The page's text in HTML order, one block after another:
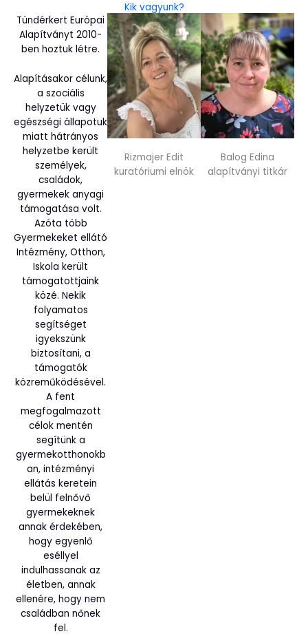
Kik vagyunk?
Tündérkert Európai
Alapítványt 2010-
ben hoztuk létre.
Alapításakor célunk,
a szociális
helyzetük vagy
egészségi állapotuk
miatt hátrányos
helyzetbe került
személyek,
családok,
gyermekek anyagi
támogatása volt.
Azóta több
Gyermekeket ellátó
Intézmény, Otthon,
Iskola került
támogatottjaink
közé. Nekik
folyamatos
segítséget
igyekszünk
biztosítani, a
támogatók
közreműködésével.
A fent
megfogalmazott
célok mentén
segítünk a
gyermekotthonokb
an, intézményi
ellátás keretein
belül felnővő
gyermekeknek
annak érdekében,
hogy egyenlő
eséllyel
indulhassanak az
életben, annak
ellenére, hogy nem
családban nőnek
fel.
Rizmajer Edit
kuratóriumi elnök
Balog Edina
alapítványi titkár